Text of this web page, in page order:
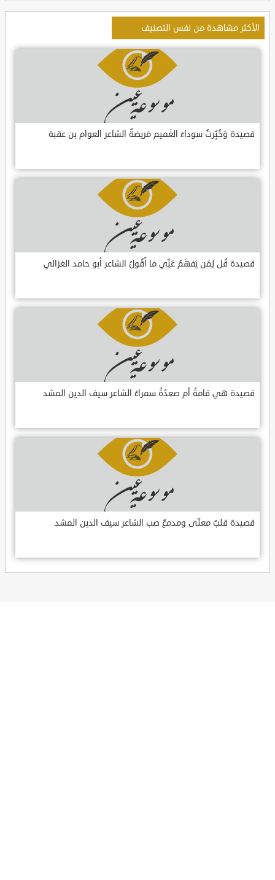
الأكثر مشاهدة من نفس التصنيف
قصيدة وَخُبِّرتُ سوداءَ الغَميم مَريضةٌ الشاعر العوام بن عقبة
قصيدة قُل لِمَن يَفهَمُ عَنِّي ما أَقُولُ الشاعر أبو حامد الغزالي
قصيدة هي قامةُ أم صعدُةُ سمراءُ الشاعر سيف الدين المشد
قصيدة قلبٌ معنّى ومدمعٌ صب الشاعر سيف الدين المشد